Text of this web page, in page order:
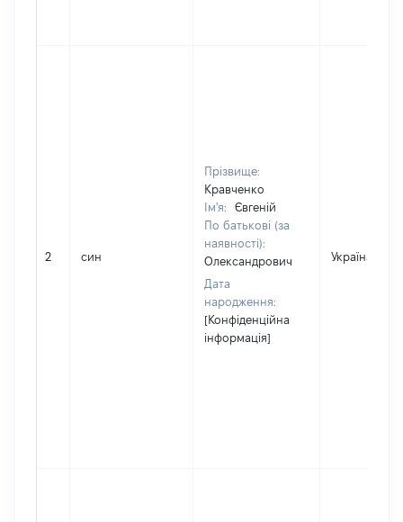
2 син
Прізвище:
Кравченко
Ім'я:
Євгеній
По батькові (за
наявності):
Олександрович
Дата
народження:
[Конфіденційна
інформація]
Україна